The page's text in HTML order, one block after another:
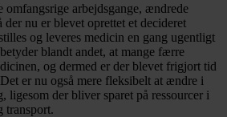
arbejdsgange, ændrede
der nu er blevet oprettet et decideret
og leveres medicin en gang ugentligt
blandt andet, at mange færre
og dermed er der blevet frigjort tid
er nu også mere fleksibelt at ændre i
ligesom der bliver sparet på ressourcer i
transport.